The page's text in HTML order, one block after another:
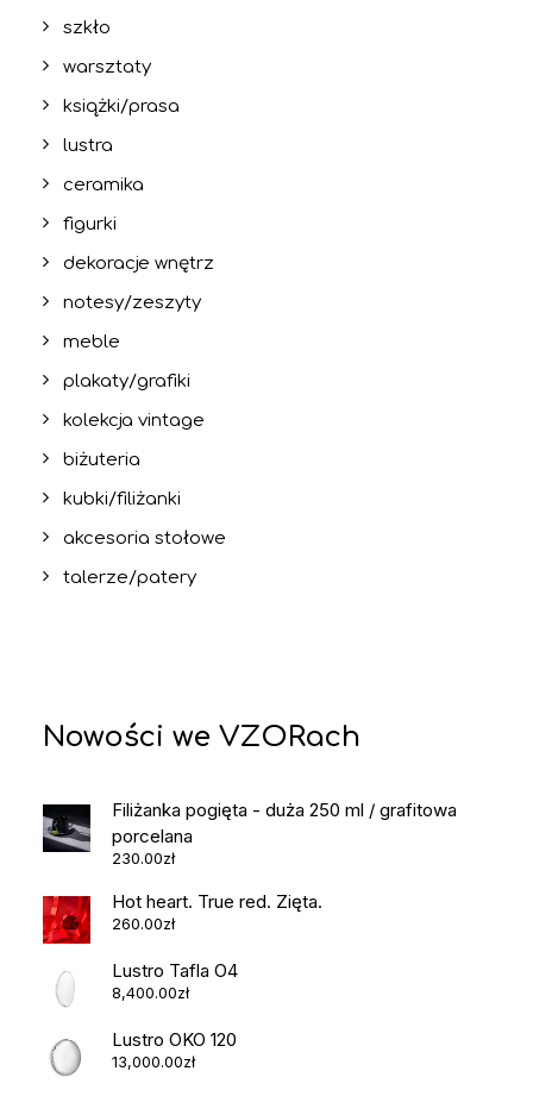
szkło
warsztaty
książki/prasa
lustra
ceramika
figurki
dekoracje wnętrz
notesy/zeszyty
meble
plakaty/grafiki
kolekcja vintage
biżuteria
kubki/filiżanki
akcesoria stołowe
talerze/patery
Nowości we VZORach
Filiżanka pogięta - duża 250 ml / grafitowa
porcelana
230.00zł
Hot heart. True red. Zięta.
260.00zł
Lustro Tafla O4
8,400.00zł
Lustro OKO 120
13,000.00zł